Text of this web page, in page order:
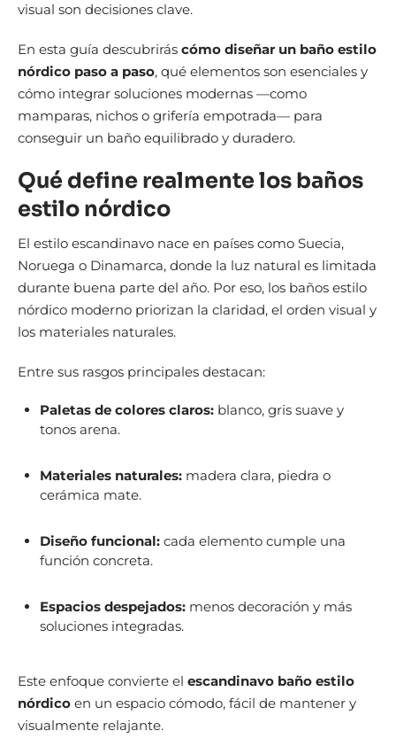
visual son decisiones clave.
En esta guía descubrirás cómo diseñar un baño estilo
nórdico paso a paso, qué elementos son esenciales y
cómo integrar soluciones modernas —como
mamparas, nichos o grifería empotrada— para
conseguir un baño equilibrado y duradero.
Qué define realmente los baños
estilo nórdico
El estilo escandinavo nace en países como Suecia,
Noruega o Dinamarca, donde la luz natural es limitada
durante buena parte del año. Por eso, los baños estilo
nórdico moderno priorizan la claridad, el orden visual y
los materiales naturales.
Entre sus rasgos principales destacan:
Paletas de colores claros: blanco, gris suave y
tonos arena.
Materiales naturales: madera clara, piedra o
cerámica mate.
Diseño funcional: cada elemento cumple una
función concreta.
Espacios despejados: menos decoración y más
soluciones integradas.
Este enfoque convierte el escandinavo baño estilo
nórdico en un espacio cómodo, fácil de mantener y
visualmente relajante.